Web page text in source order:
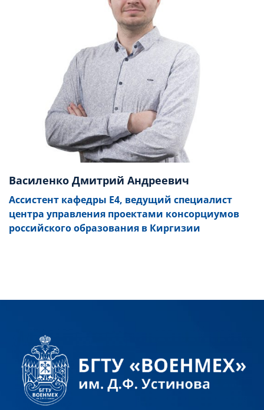
Василенко Дмитрий Андреевич
Ассистент кафедры Е4, ведущий специалист
центра управления проектами консорциумов
российского образования в Киргизии